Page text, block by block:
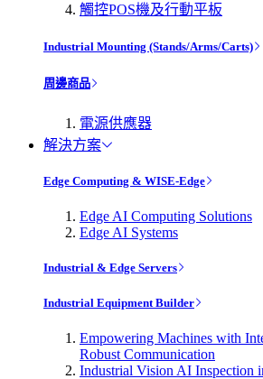
觸控POS機及行動平板
Industrial Mounting (Stands/Arms/Carts)
周邊商品
電源供應器
解決方案
Edge Computing & WISE-Edge
Edge AI Computing Solutions
Edge AI Systems
Industrial & Edge Servers
Industrial Equipment Builder
Empowering Machines with
Robust Communication
Industrial Vision AI Inspection